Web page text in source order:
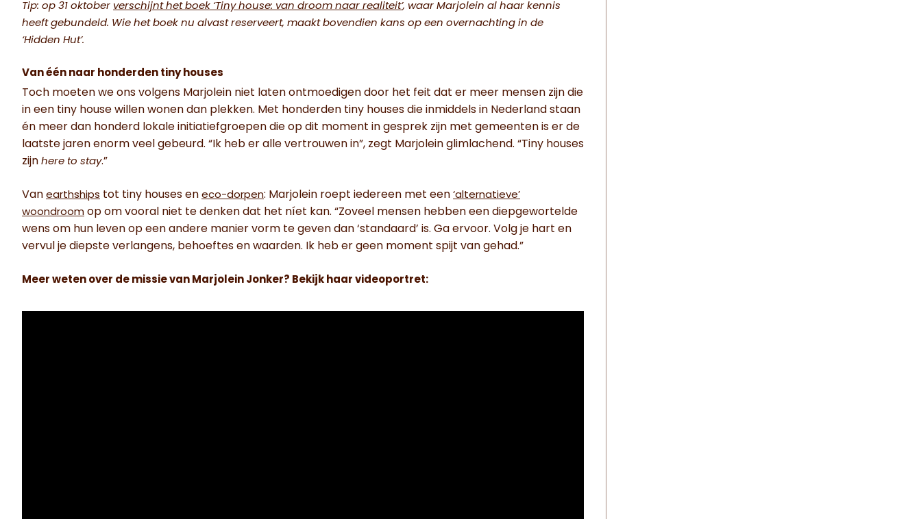
Tip: op 31 oktober verschijnt het boek ‘Tiny house: van droom naar realiteit’, waar Marjolein al haar kennis
heeft gebundeld. Wie het boek nu alvast reserveert, maakt bovendien kans op een overnachting in de
‘Hidden Hut’.
Van één naar honderden tiny houses
Toch moeten we ons volgens Marjolein niet laten ontmoedigen door het feit dat er meer mensen zijn die
in een tiny house willen wonen dan plekken. Met honderden tiny houses die inmiddels in Nederland staan
én meer dan honderd lokale initiatiefgroepen die op dit moment in gesprek zijn met gemeenten is er de
laatste jaren enorm veel gebeurd. “Ik heb er alle vertrouwen in”, zegt Marjolein glimlachend. “Tiny houses
zijn here to stay.”
Van earthships tot tiny houses en eco-dorpen: Marjolein roept iedereen met een ‘alternatieve’
woondroom op om vooral niet te denken dat het níet kan. “Zoveel mensen hebben een diepgewortelde
wens om hun leven op een andere manier vorm te geven dan ‘standaard’ is. Ga ervoor. Volg je hart en
vervul je diepste verlangens, behoeftes en waarden. Ik heb er geen moment spijt van gehad.”
Meer weten over de missie van Marjolein Jonker? Bekijk haar videoportret: